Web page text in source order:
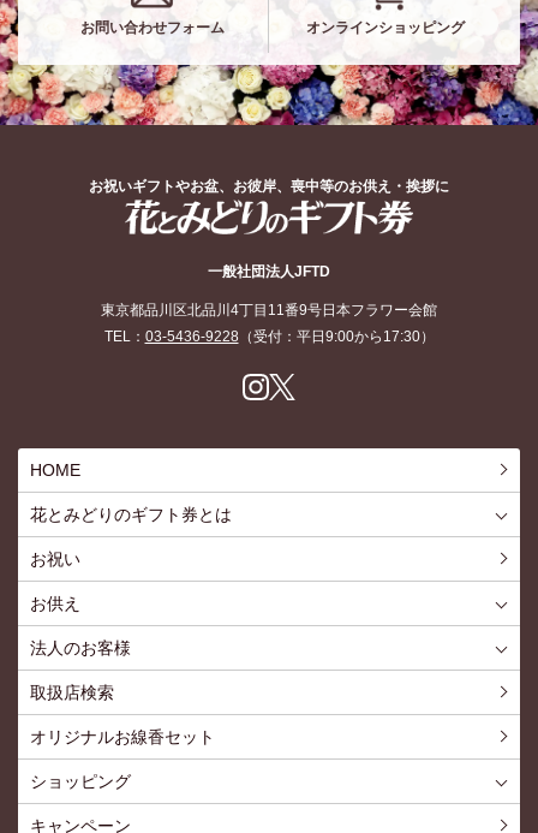
お問い合わせフォーム オンラインショッピング
お祝いギフトやお盆、お彼岸、喪中等のお供え・挨拶に
一般社団法人JFTD
東京都品川区北品川4丁目11番9号日本フラワー会館
TEL： 03-5436-9228 （受付：平日9:00から17:30）
HOME
花とみどりのギフト券とは
お祝い
お供え
法人のお客様
取扱店検索
オリジナルお線香セット
ショッピング
キャンペーン